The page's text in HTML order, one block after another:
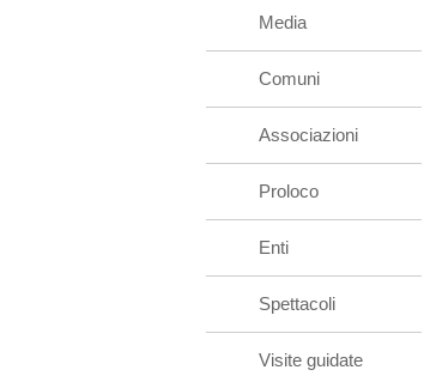
Media
Comuni
Associazioni
Proloco
Enti
Spettacoli
Visite guidate